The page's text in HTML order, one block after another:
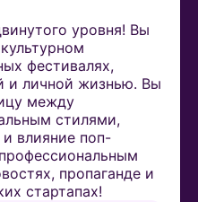
уровня! Вы
фестивалях,
и личной жизнью. Вы
между
стилями,
влияние поп-
пропаганде и
стартапах!